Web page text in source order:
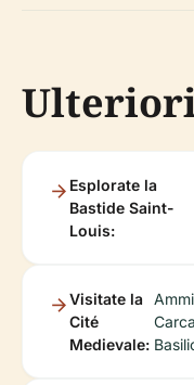
Esplorate la
Bastide Saint-
Louis:
Visitate la
Cité
Medievale: